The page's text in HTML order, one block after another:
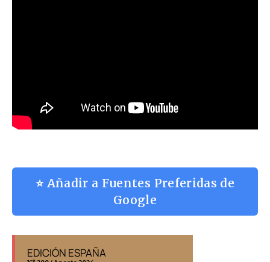
⭐ Añadir a Fuentes Preferidas de
Google
EDICIÓN ESPAÑA